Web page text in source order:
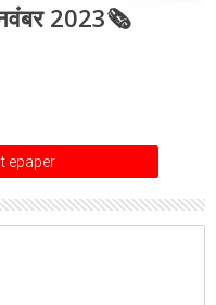
2023🗞
epaper